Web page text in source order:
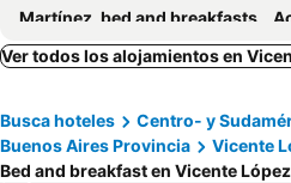
Martínez, bed and breakfasts
Don Torcuato, bed and breakfasts
Quilmes, bed and breakfasts
Ver todos los alojamientos en
Busca hoteles Centro- y
Buenos Aires Provincia
Vicente
Bed and breakfast en Vicente López